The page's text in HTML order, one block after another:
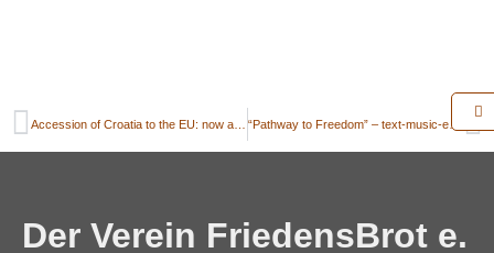
“Pathway to Freedom” – text-music-ensemble composed by students in Suchowola for the sowing of the PeaceBread rye
Der Verein FriedensBrot e.